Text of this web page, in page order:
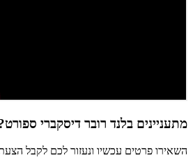
מתעניינים בלנד רובר דיסקברי ספורט
השאירו פרטים עכשיו ונעזור לכם לקבל הצעת